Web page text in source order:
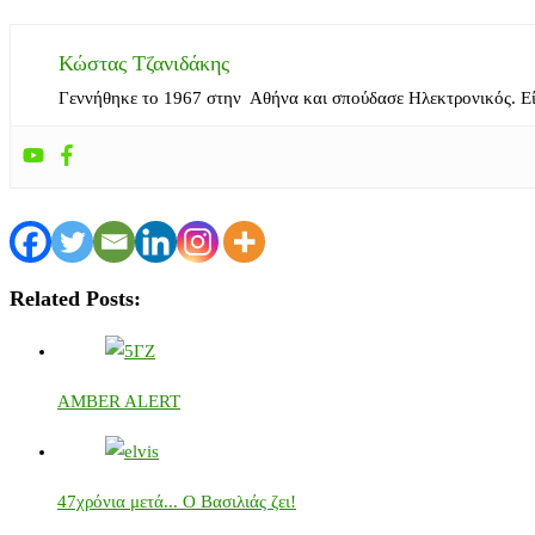
Κώστας Τζανιδάκης
Γεννήθηκε το 1967 στην Αθήνα και σπούδασε Ηλεκτρονικός.
Related Posts:
AMBER ALERT
47χρόνια μετά... Ο Βασιλιάς ζει!